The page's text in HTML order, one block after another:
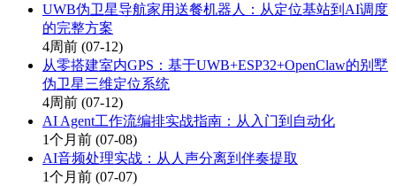
UWB伪卫星导航家用送餐机器人：从定位基站到AI调度
的完整方案
4周前 (07-12)
从零搭建室内GPS：基于UWB+ESP32+OpenClaw的别墅
伪卫星三维定位系统
4周前 (07-12)
AI Agent工作流编排实战指南：从入门到自动化
1个月前 (07-08)
AI音频处理实战：从人声分离到伴奏提取
1个月前 (07-07)